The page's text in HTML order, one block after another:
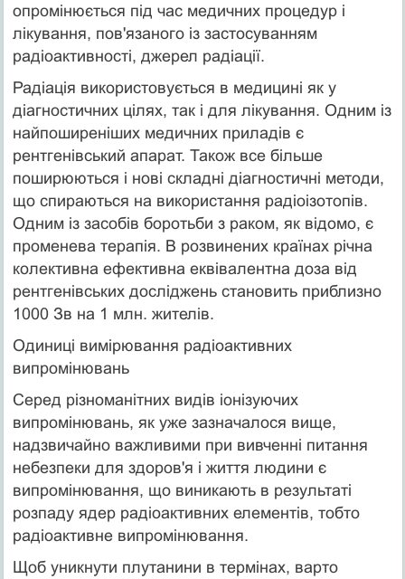
опромінюється під час медичних процедур і
лікування, пов'язаного із застосуванням
радіоактивності, джерел радіації.
Радіація використовується в медицині як у
діагностичних цілях, так і для лікування. Одним із
найпоширеніших медичних приладів є
рентгенівський апарат. Також все більше
поширюються і нові складні діагностичні методи,
що спираються на використання радіоізотопів.
Одним із засобів боротьби з раком, як відомо, є
променева терапія. В розвинених країнах річна
колективна ефективна еквівалентна доза від
рентгенівських досліджень становить приблизно
1000 Зв на 1 млн. жителів.
Одиниці вимірювання радіоактивних
випромінювань
Серед різноманітних видів іонізуючих
випромінювань, як уже зазначалося вище,
надзвичайно важливими при вивченні питання
небезпеки для здоров'я і життя людини є
випромінювання, що виникають в результаті
розпаду ядер радіоактивних елементів, тобто
радіоактивне випромінювання.
Щоб уникнути плутанини в термінах, варто